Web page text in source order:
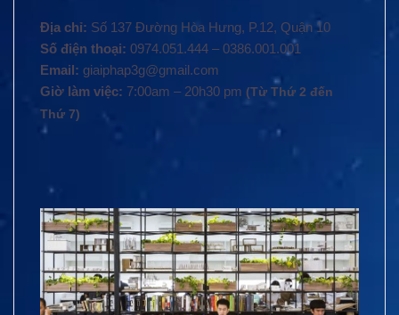
Địa chỉ: Số 137 Đường Hòa Hưng, P.12, Quận 10
Số điện thoại: 0974.051.444 – 0386.001.001
Email: giaiphap3g@gmail.com
Giờ làm việc: 7:00am – 20h30 pm (Từ Thứ 2 đến
Thứ 7)